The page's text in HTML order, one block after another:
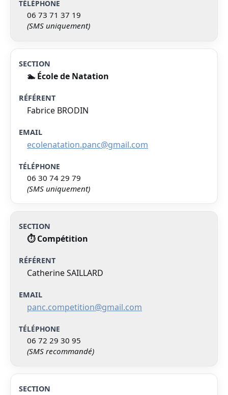
06 73 71 37 19
(SMS uniquement)
🏊 École de Natation
Fabrice BRODIN
ecolenatation.panc@gmail.com
06 30 74 29 79
(SMS uniquement)
⏱️ Compétition
Catherine SAILLARD
panc.competition@gmail.com
06 72 29 30 95
(SMS recommandé)